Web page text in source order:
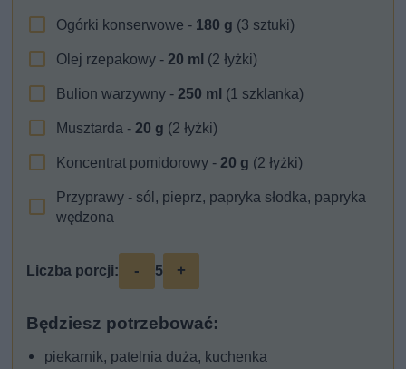
Ogórki konserwowe - 180 g (3 sztuki)
Olej rzepakowy -20 ml (2 łyżki)
Bulion warzywny -250 ml (1 szklanka)
Musztarda -20 g (2 łyżki)
Koncentrat pomidorowy -20 g (2 łyżki)
Przyprawy - sól, pieprz, papryka słodka, papryka
wędzona
Liczba porcji: - 5 +
Będziesz potrzebować:
piekarnik, patelnia duża, kuchenka